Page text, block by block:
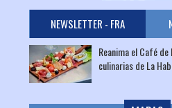
NEWSLETTER - FRA
Reanima el Café
culinarias de La